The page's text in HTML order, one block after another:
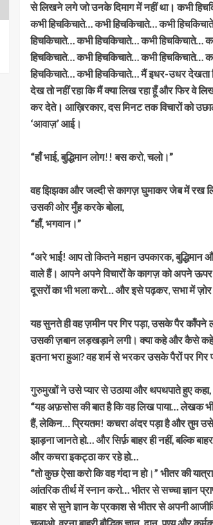
से लिखने लगे जो उनके दिमाग में नहीं था। कभी
कभी हिचकिचाते… कभी हिचकिचाते… कभी
हिचकिचाते… कभी हिचकिचाते… कभी हिचकिचाते…
हिचकिचाते… कभी हिचकिचाते… कभी हिचकिचाते…
हिचकिचाते… कभी हिचकिचाते… मैं इधर-उधर देखता
देख तो नहीं रहा कि मैं क्या लिख रहा हूँ और फिर वे
कर देते। आख़िरकार, दस मिनट तक विचारों को
‘आवाज़’ आई।
“हाँ भाई, बुद्धिमान लोग!! बस करो, चलो।”
वह झिझका और जल्दी से कागज़ घुमाकर जेब में रख
उसकी ओर मुँह करके बोला,
“हाँ, भगवान।”
“अरे भाई! आप तो कितने महान उपकारक, बुद्धिमान
वाले हैं। आपने अपने विचारों के कागज़ को अपने ऊपर
दूसरों का भी भला करो… और इसे पढ़कर, सभा में ज़ोर
यह सुनते ही वह ज़मीन पर गिर पड़ा, उसके पैर काँपने
उसकी ज़बान लड़खड़ाने लगी। क्या कहे और कैसे कहे?
इतना भरा हुआ? वह शर्म से भरकर उसके पैरों पर गिर
गुरुमुखों ने उसे प्यार से उठाया और थपथपाते हुए कहा,
“यह अफ़सोस की बात है कि वह लिख पाया… लेखक भी
हैं, लेकिन… प्रियतम! कचरा अंदर पड़ा है और तुम उसे
झाड़ना जानते हो… और सिर्फ़ बाहर ही नहीं, बल्कि
और कचरा इकट्ठा कर रहे हो…
“तो कुछ ऐसा करो कि वह गंदा न हो।” भीतर की
आंतरिक तीर्थ में स्नान करो… भीतर से सच्चा ज्ञान
बाहर से सुने ज्ञान के प्रकाश से भीतर से अपनी